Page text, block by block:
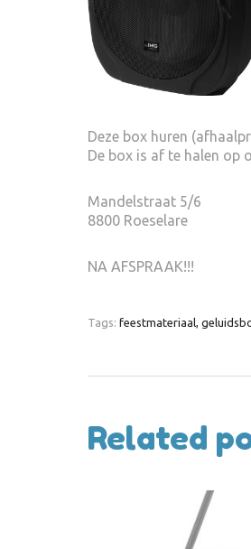
Deze box huren
De box is af te halen op
Mandelstraat 5/6
8800 Roeselare
NA AFSPRAAK!!!
Tags: feestmateriaal,
Related